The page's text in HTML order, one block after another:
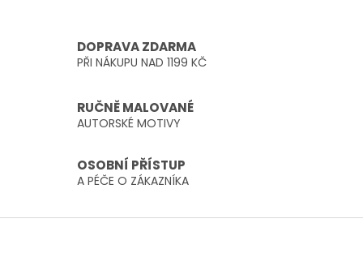
r
v
v
i
s
u
DOPRAVA ZDARMA
PŘI NÁKUPU NAD 1199 KČ
RUČNĚ MALOVANÉ
AUTORSKÉ MOTIVY
OSOBNÍ PŘÍSTUP
A PÉČE O ZÁKAZNÍKA
Z